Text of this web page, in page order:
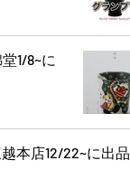
1/8~に
本店12/22~に出品